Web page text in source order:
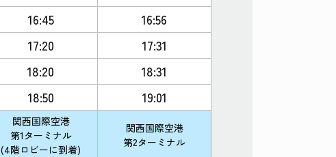
16:45 16:56
17:20 17:31
18:20 18:31
18:50 19:01
関西国際空港
第1ターミナル
(4階ロビーに到着)
関西国際空港
第2ターミナル